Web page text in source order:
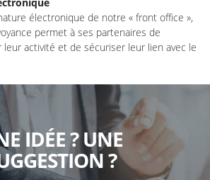
électronique de notre « front office »,
permet à ses partenaires de
leur activité et de sécuriser leur lien avec le
IDÉE ? UNE
?